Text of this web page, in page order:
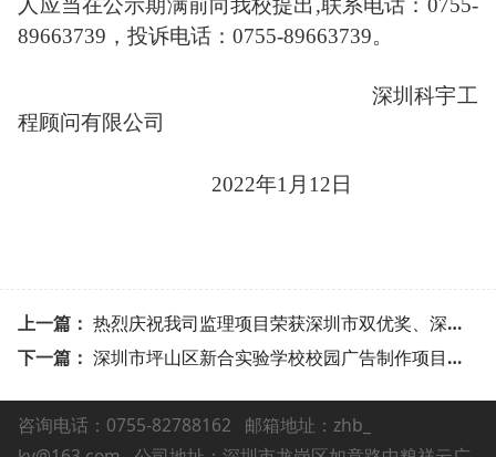
人应当在公示期满前向我校提出 ,联系电话： 0755-
89663739 ，投诉电话：0755-89663739。
深圳科宇工
程顾问有限公司
2022年1 月 12 日
上一篇： 热烈庆祝我司监理项目荣获深圳市双优奖、深圳市优质结构奖
下一篇： 深圳市坪山区新合实验学校校园广告制作项目自行采购交易公告
咨询电话：0755-82788162
邮箱地址：zhb_